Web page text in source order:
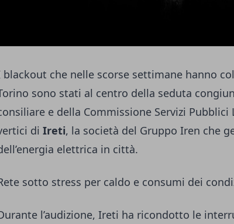
blackout che nelle scorse settimane hanno
sono stati al centro della seduta
e della Commissione Servizi Pubblici
di Ireti, la società del Gruppo Iren che
elettrica in città.
sotto stress per caldo e consumi dei
l’audizione, Ireti ha ricondotto le